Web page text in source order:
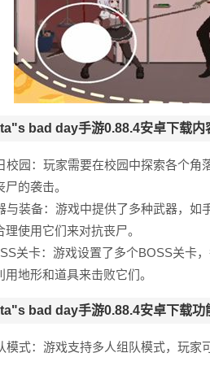
bad day手游0.88.4安卓下载内
校园：玩家需要在校园中探索各个
的袭击。
与装备：游戏中提供了多种武器，
理使用它们来对抗丧尸。
关卡：游戏设置了多个BOSS关卡
用地形和道具来击败它们。
bad day手游0.88.4安卓下载功
模式：游戏支持多人组队模式，玩